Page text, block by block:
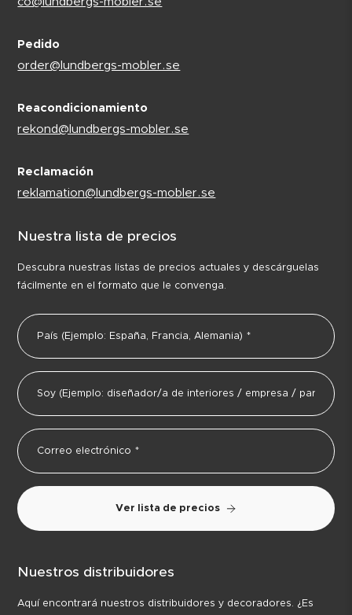
Pedido
order@lundbergs-mobler.se
Reacondicionamiento
rekond@lundbergs-mobler.se
Reclamación
reklamation@lundbergs-mobler.se
Nuestra lista de precios
Descubra nuestras listas de precios actuales y descárguelas
fácilmente en el formato que le convenga.
Ver lista de precios
Nuestros distribuidores
Aquí encontrará nuestros distribuidores y decoradores. ¿Es